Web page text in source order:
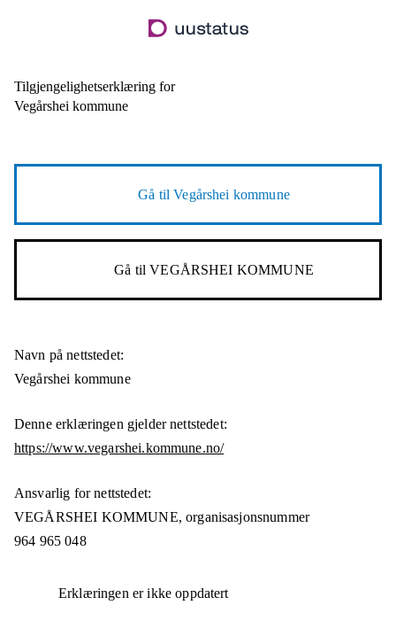
til
Tilgjengelighetserklæring for
Vegårshei kommune
Gå tilVegårshei kommune
Gå tilVEGÅRSHEI KOMMUNE
Navn på nettstedet:
Vegårshei kommune
Denne erklæringen gjelder nettstedet:
https://www.vegarshei.kommune.no/
Ansvarlig for nettstedet:
VEGÅRSHEI KOMMUNE,organisasjonsnummer
964 965 048
Erklæringen er ikke oppdatert